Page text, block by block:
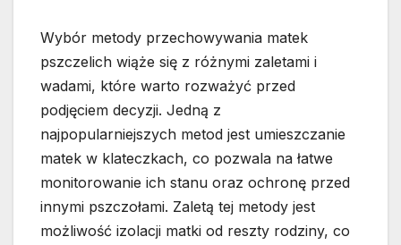
Wybór metody przechowywania matek
pszczelich wiąże się z różnymi zaletami i
wadami, które warto rozważyć przed
podjęciem decyzji. Jedną z
najpopularniejszych metod jest umieszczanie
matek w klateczkach, co pozwala na łatwe
monitorowanie ich stanu oraz ochronę przed
innymi pszczołami. Zaletą tej metody jest
możliwość izolacji matki od reszty rodziny, co